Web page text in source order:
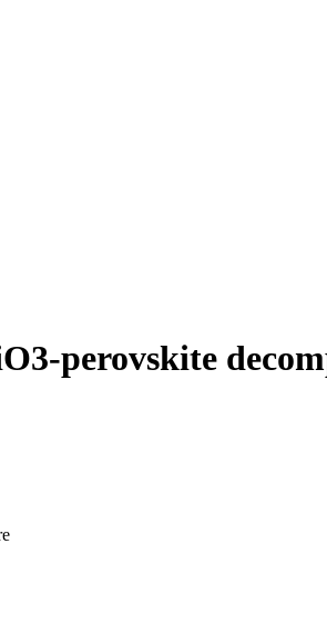
perovskite